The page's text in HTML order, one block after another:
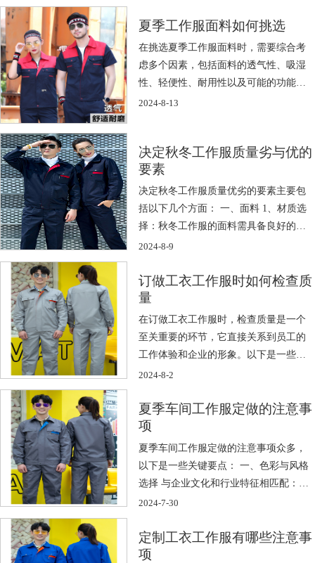
夏季工作服面料如何挑选
在挑选夏季工作服面料时，需要综合考
虑多个因素，包括面料的透气性、吸湿
性、轻便性、耐用性以及可能的功能性
需求等。 […]
2024-8-13
决定秋冬工作服质量劣与优的
要素
决定秋冬工作服质量优劣的要素主要包
括以下几个方面： 一、面料 1、材质选
择：秋冬工作服的面料需具备良好的保
暖性 […]
2024-8-9
订做工衣工作服时如何检查质
量
在订做工衣工作服时，检查质量是一个
至关重要的环节，它直接关系到员工的
工作体验和企业的形象。以下是一些具
体的检查 […]
2024-8-2
夏季车间工作服定做的注意事
项
夏季车间工作服定做的注意事项众多，
以下是一些关键要点： 一、色彩与风格
选择 与企业文化和行业特征相匹配：选
择与 […]
2024-7-30
定制工衣工作服有哪些注意事
项